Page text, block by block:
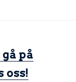
på
oss!